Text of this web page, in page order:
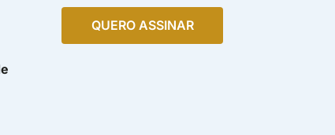
QUERO ASSINAR